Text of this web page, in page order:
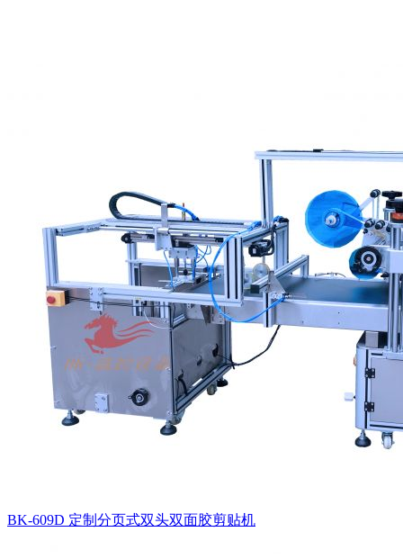
BK-609D 定制分页式双头双面胶剪贴机